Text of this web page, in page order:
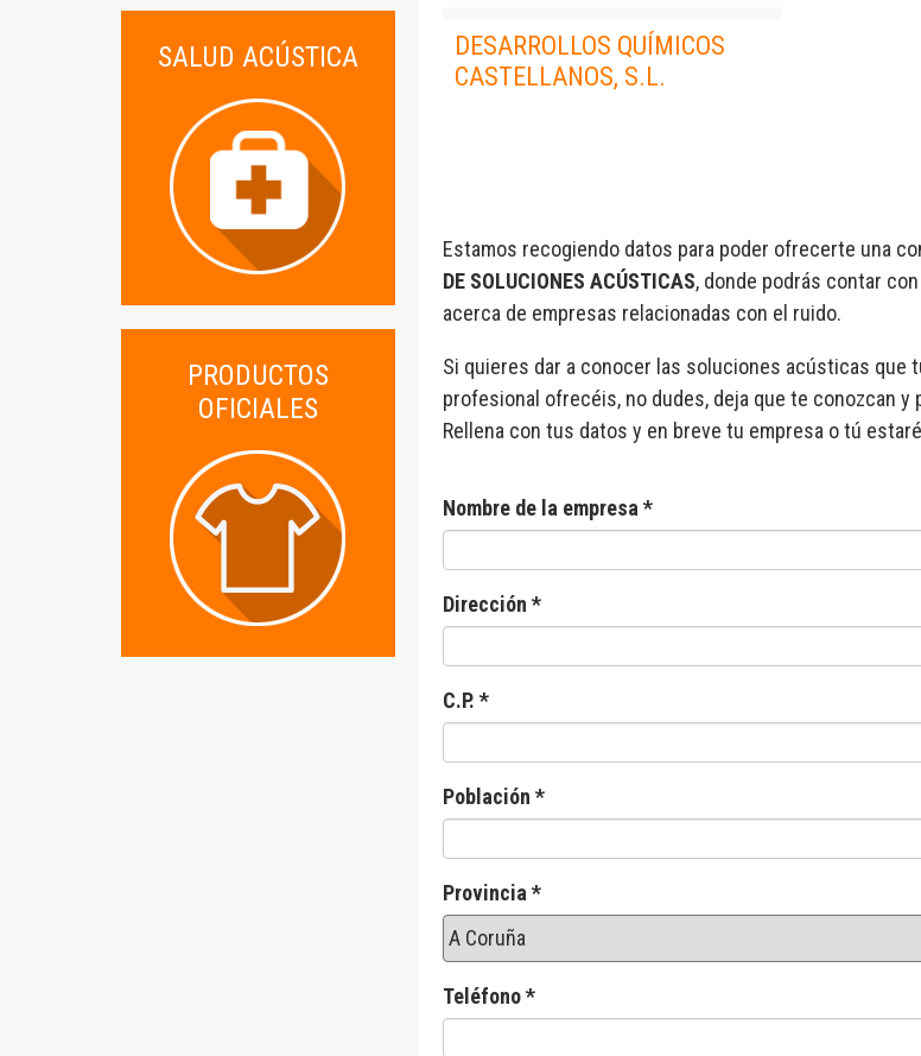
SALUD ACÚSTICA
PRODUCTOS
OFICIALES
DESARROLLOS QUÍMICOS
CASTELLANOS, S.L.
Estamos recogiendo datos para poder ofrecerte una
DE SOLUCIONES ACÚSTICAS, donde podrás contar
acerca de empresas relacionadas con el ruido.
Si quieres dar a conocer las soluciones acústicas que
profesional ofrecéis, no dudes, deja que te conozcan y
Rellena con tus datos y en breve tu empresa o tú
Nombre de la empresa *
Dirección *
C.P. *
Población *
Provincia *
Teléfono *